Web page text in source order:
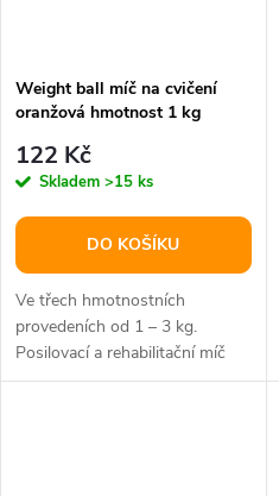
Weight ball míč na cvičení
oranžová hmotnost 1 kg
122 Kč
Skladem >15 ks
DO KOŠÍKU
Ve třech hmotnostních
provedeních od 1 – 3 kg.
Posilovací a rehabilitační míč
naplněný pískem.